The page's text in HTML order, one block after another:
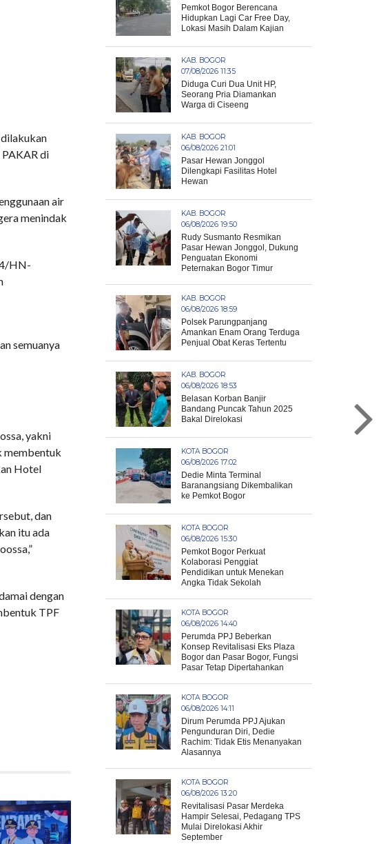
di
air
menindak
HN-
semuanya
yakni
membentuk
Hotel
dan
itu ada
dengan
TPF
Pemkot Bogor Berencana
Hidupkan Lagi Car Free Day,
Lokasi Masih Dalam Kajian
KAB. BOGOR
07/08/2026 11:35
Diduga Curi Dua Unit HP,
Seorang Pria Diamankan
Warga di Ciseeng
KAB. BOGOR
06/08/2026 21:01
Pasar Hewan Jonggol
Dilengkapi Fasilitas Hotel
Hewan
KAB. BOGOR
06/08/2026 19:50
Rudy Susmanto Resmikan
Pasar Hewan Jonggol, Dukung
Penguatan Ekonomi
Peternakan Bogor Timur
KAB. BOGOR
06/08/2026 18:59
Polsek Parungpanjang
Amankan Enam Orang Terduga
Penjual Obat Keras Tertentu
KAB. BOGOR
06/08/2026 18:53
Belasan Korban Banjir
Bandang Puncak Tahun 2025
Bakal Direlokasi
KOTA BOGOR
06/08/2026 17:02
Dedie Minta Terminal
Baranangsiang Dikembalikan
ke Pemkot Bogor
KOTA BOGOR
06/08/2026 15:30
Pemkot Bogor Perkuat
Kolaborasi Penggiat
Pendidikan untuk Menekan
Angka Tidak Sekolah
KOTA BOGOR
06/08/2026 14:40
Perumda PPJ Beberkan
Konsep Revitalisasi Eks Plaza
Bogor dan Pasar Bogor, Fungsi
Pasar Tetap Dipertahankan
KOTA BOGOR
06/08/2026 14:11
Dirum Perumda PPJ Ajukan
Pengunduran Diri, Dedie
Rachim: Tidak Etis Menanyakan
Alasannya
KOTA BOGOR
06/08/2026 13:20
Revitalisasi Pasar Merdeka
Hampir Selesai, Pedagang TPS
Mulai Direlokasi Akhir
September